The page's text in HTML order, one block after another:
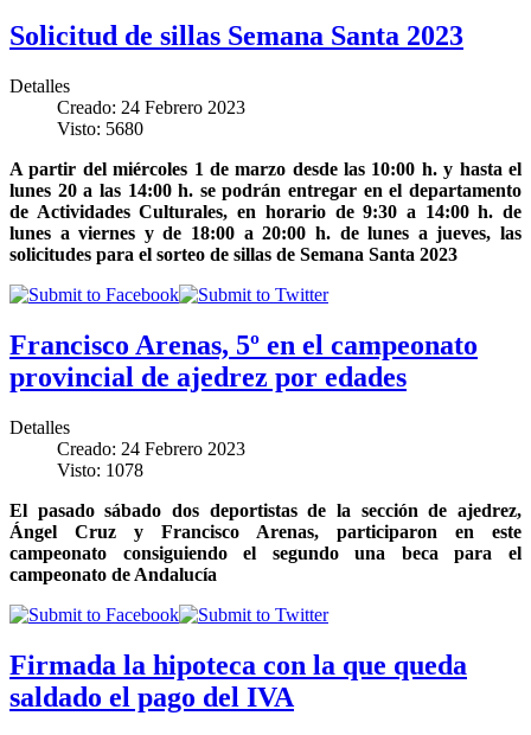
Solicitud de sillas Semana Santa 2023
Detalles
Creado: 24 Febrero 2023
Visto: 5680
A partir del miércoles 1 de marzo desde las 10:00 h. y hasta el
lunes 20 a las 14:00 h. se podrán entregar en el departamento
de Actividades Culturales, en horario de 9:30 a 14:00 h. de
lunes a viernes y de 18:00 a 20:00 h. de lunes a jueves, las
solicitudes para el sorteo de sillas de Semana Santa 2023
Francisco Arenas, 5º en el campeonato
provincial de ajedrez por edades
Detalles
Creado: 24 Febrero 2023
Visto: 1078
El pasado sábado dos deportistas de la sección de ajedrez,
Ángel Cruz y Francisco Arenas, participaron en este
campeonato consiguiendo el segundo una beca para el
campeonato de Andalucía
Firmada la hipoteca con la que queda
saldado el pago del IVA